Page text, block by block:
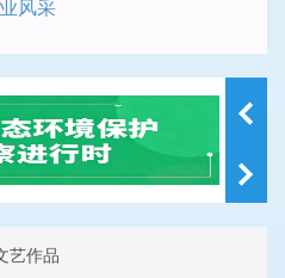
风采
艺作品